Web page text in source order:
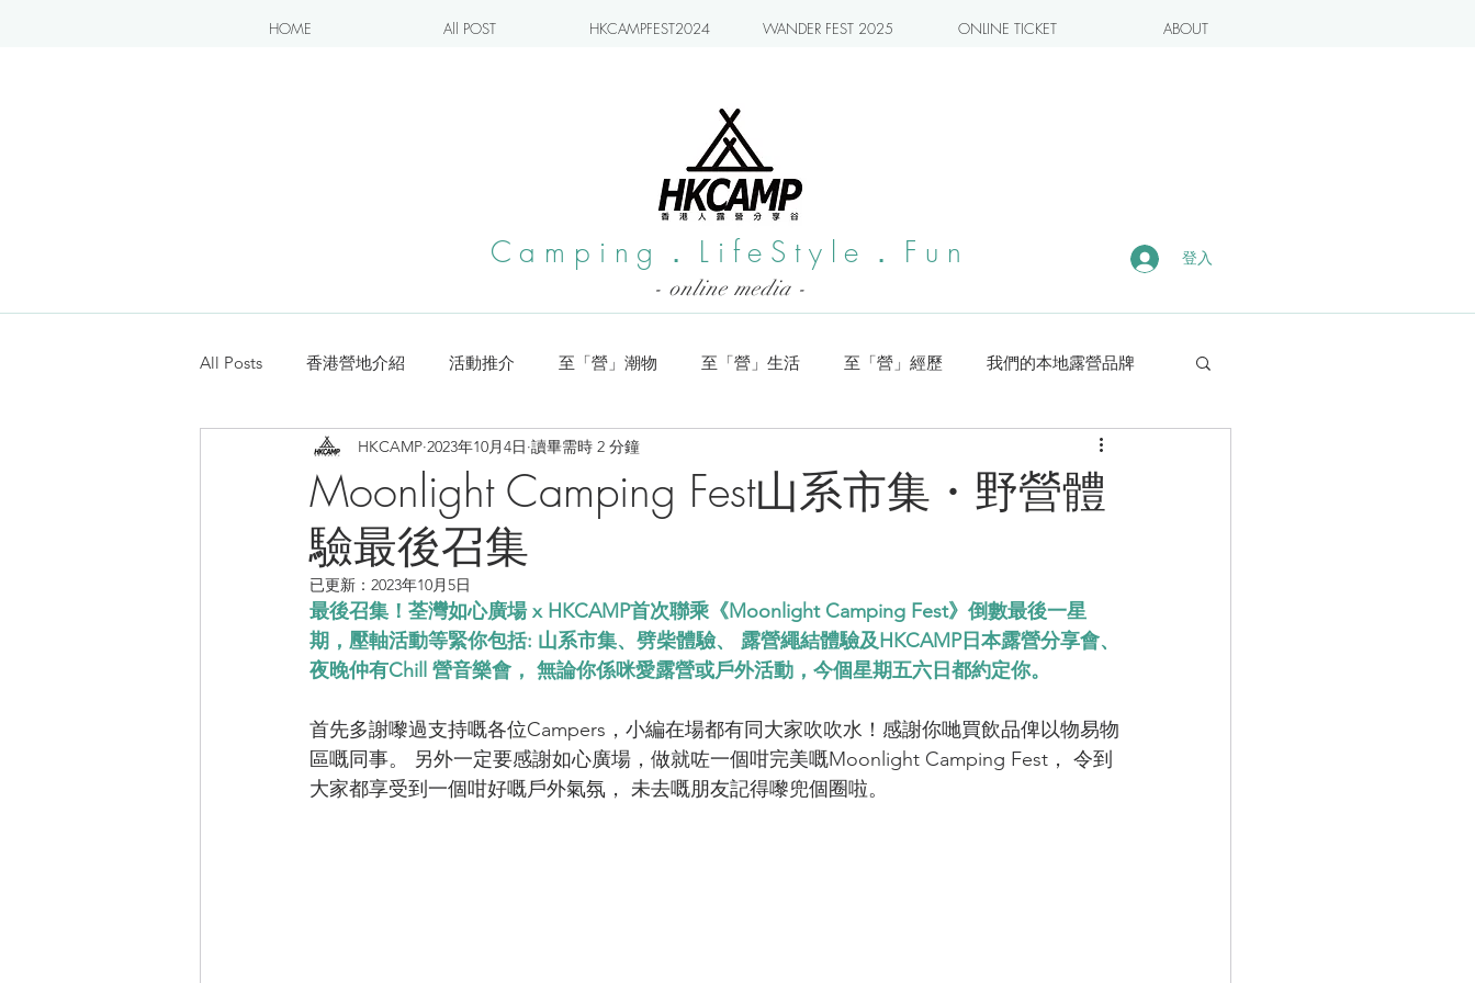
HOME All POST HKCAMPFEST2024 WANDER FEST 2025 ONLINE TICKET ABOUT
Camping．LifeStyle．Fun 登入
- online media -
All Posts 香港營地介紹 活動推介 至「營」潮物 至「營」生活 至「營」經歷 我們的本地露營品牌
露營blogger分享 新手入坑系列 小編實測 露營・遠足熱點
CAMPER音樂電影
Moonlight Camping Fest山系市集・野營體
驗最後召集
HKCAMP 2023年10月4日 讀畢需時 2 分鐘
已更新： 2023年10月5日
最後召集！荃灣如心廣場 x HKCAMP首次聯乘《Moonlight Camping Fest》倒數最後一星
期，壓軸活動等緊你包括: 山系市集、劈柴體驗、 露營繩結體驗及HKCAMP日本露營分享會、
夜晚仲有Chill 營音樂會， 無論你係咪愛露營或戶外活動，今個星期五六日都約定你。
首先多謝嚟過支持嘅各位Campers，小編在場都有同大家吹吹水！感謝你哋買飲品俾以物易物
區嘅同事。 另外一定要感謝如心廣場，做就咗一個咁完美嘅Moonlight Camping Fest， 令到
大家都享受到一個咁好嘅戶外氣氛， 未去嘅朋友記得嚟兜個圈啦。